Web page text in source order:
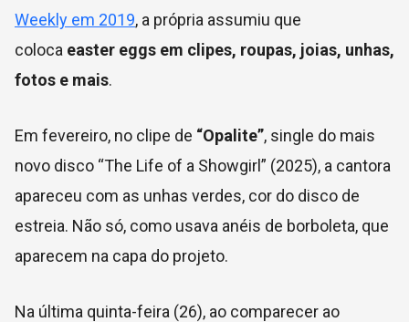
Weekly em 2019, a própria assumiu que
coloca easter eggs em clipes, roupas, joias, unhas,
fotos e mais.
Em fevereiro, no clipe de “Opalite”, single do mais
novo disco “The Life of a Showgirl” (2025), a cantora
apareceu com as unhas verdes, cor do disco de
estreia. Não só, como usava anéis de borboleta, que
aparecem na capa do projeto.
Na última quinta-feira (26), ao comparecer ao